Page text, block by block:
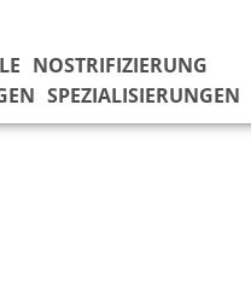
NOSTRIFIZIERUNG
SPEZIALISIERUNGEN